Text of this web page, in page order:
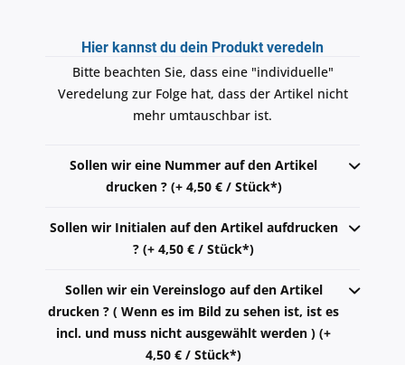
Hier kannst du dein Produkt veredeln
Bitte beachten Sie, dass eine "individuelle"
Veredelung zur Folge hat, dass der Artikel nicht
mehr umtauschbar ist.
Sollen wir eine Nummer auf den Artikel
drucken ? (+ 4,50 € / Stück*)
Sollen wir Initialen auf den Artikel aufdrucken
? (+ 4,50 € / Stück*)
Sollen wir ein Vereinslogo auf den Artikel
drucken ? ( Wenn es im Bild zu sehen ist, ist es
incl. und muss nicht ausgewählt werden ) (+
4,50 € / Stück*)